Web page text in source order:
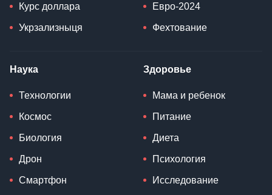
Курс доллара
Укрзализныця
Евро-2024
Фехтование
Наука
Технологии
Космос
Биология
Дрон
Смартфон
Здоровье
Мама и ребенок
Питание
Диета
Психология
Исследование